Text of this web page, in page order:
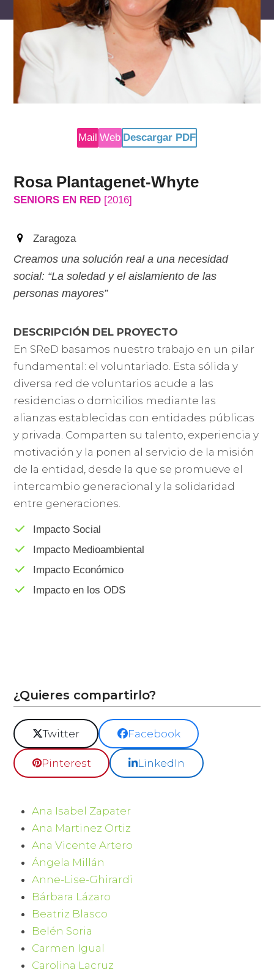
Mail Web Descargar PDF
Rosa Plantagenet-Whyte
SENIORS EN RED [2016]
Zaragoza
Creamos una solución real a una necesidad
social: “La soledad y el aislamiento de las
personas mayores”
DESCRIPCIÓN DEL PROYECTO
En SReD basamos nuestro trabajo en un pilar
fundamental: el voluntariado. Esta sólida y
diversa red de voluntarios acude a las
residencias o domicilios mediante las
alianzas establecidas con entidades públicas
y privada. Comparten su talento, experiencia y
motivación y la ponen al servicio de la misión
de la entidad, desde la que se promueve el
intercambio generacional y la solidaridad
entre generaciones.
Impacto Social
Impacto Medioambiental
Impacto Económico
Impacto en los ODS
¿Quieres compartirlo?
Twitter Facebook
Pinterest LinkedIn
Ana Isabel Zapater
Ana Martinez Ortiz
Ana Vicente Artero
Ángela Millán
Anne-Lise-Ghirardi
Bárbara Lázaro
Beatriz Blasco
Belén Soria
Carmen Igual
Carolina Lacruz
reservados